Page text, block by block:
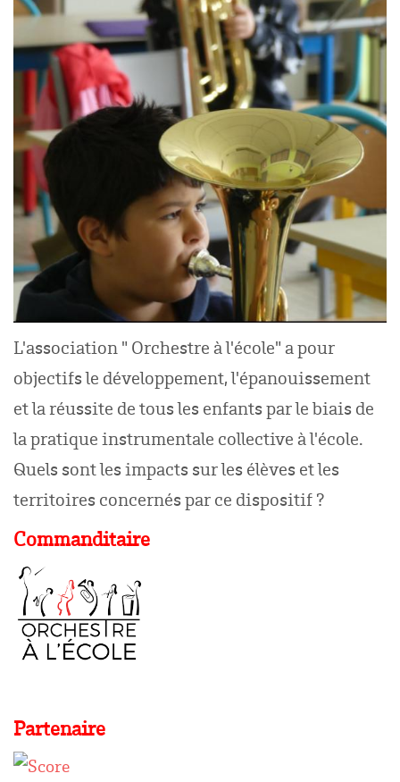
L'association " Orchestre à l'école" a pour
objectifs le développement, l'épanouissement
et la réussite de tous les enfants par le biais de
la pratique instrumentale collective à l'école.
Quels sont les impacts sur les élèves et les
territoires concernés par ce dispositif ?
Commanditaire
Partenaire